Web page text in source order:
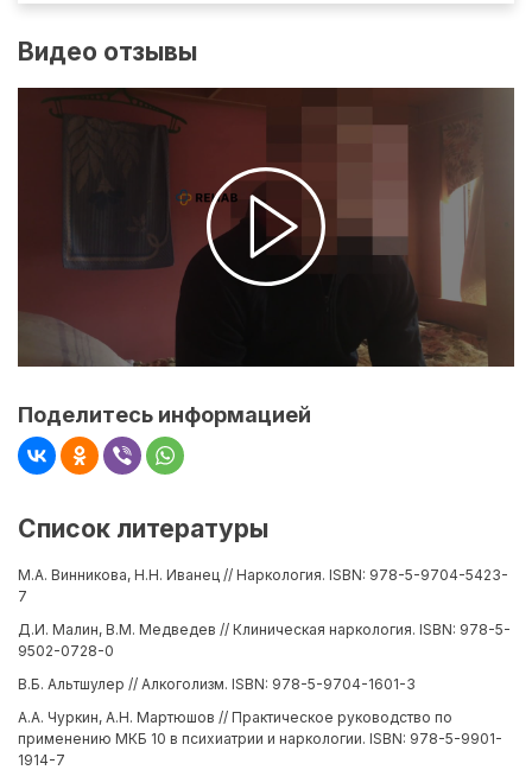
Видео отзывы
Поделитесь информацией
Список литературы
М.А. Винникова, Н.Н. Иванец // Наркология. ISBN: 978-5-9704-5423-
7
Д.И. Малин, В.М. Медведев // Клиническая наркология. ISBN: 978-5-
9502-0728-0
В.Б. Альтшулер // Алкоголизм. ISBN: 978-5-9704-1601-3
А.А. Чуркин, А.Н. Мартюшов // Практическое руководство по
применению МКБ 10 в психиатрии и наркологии. ISBN: 978-5-9901-
1914-7